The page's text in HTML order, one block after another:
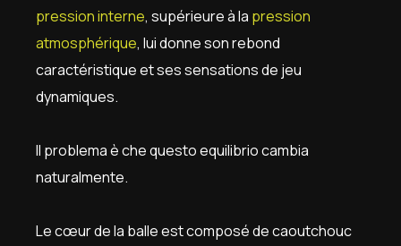
pression interne, supérieure à la pression
atmosphérique, lui donne son rebond
caractéristique et ses sensations de jeu
dynamiques.
Il problema è che questo equilibrio cambia
naturalmente.
Le cœur de la balle est composé de caoutchouc